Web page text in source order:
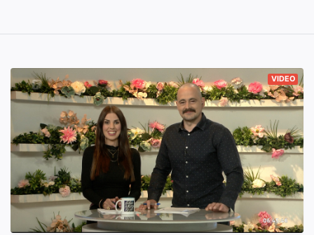
VIDEO